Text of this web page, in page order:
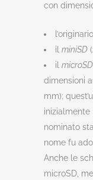
con
il miniSD
il microSD
dimensioni
mm);
inizialmente
nominato
nome fu
Anche le
microSD,